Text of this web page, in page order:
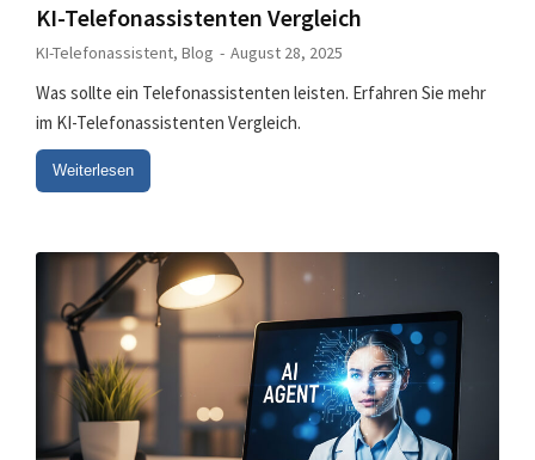
KI-Telefonassistenten Vergleich
KI-Telefonassistent, Blog August 28, 2025
Was sollte ein Telefonassistenten leisten. Erfahren Sie mehr
im KI-Telefonassistenten Vergleich.
Weiterlesen